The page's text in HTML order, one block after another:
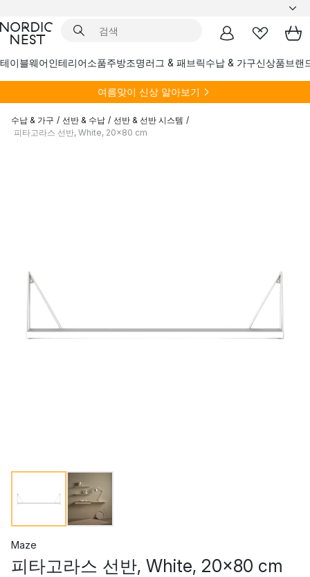
테이블웨어인테리어소품주방조명러그 & 패브릭수납 & 가구신상품브랜
여름맞이 신상 알아보기
수납 & 가구 / 선반 & 수납 / 선반 & 선반 시스템 /
피타고라스 선반, White, 20x80 cm
Maze
피타고라스 선반, White, 20x80 cm